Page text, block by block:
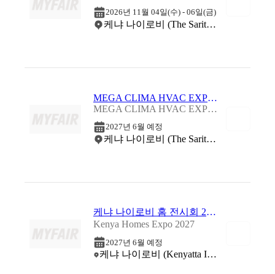
2026년 11월 04일(수) - 06일(금)
케냐 나이로비 (The Sarit Centre)
MEGA CLIMA HVAC EXPO - EAST AFRICA - KENYA 2027
MEGA CLIMA HVAC EXPO - EAST AFRICA - KENYA 2027
2027년 6월 예정
케냐 나이로비 (The Sarit Centre)
케냐 나이로비 홈 전시회 2027
Kenya Homes Expo 2027
2027년 6월 예정
케냐 나이로비 (Kenyatta International Conference Center)